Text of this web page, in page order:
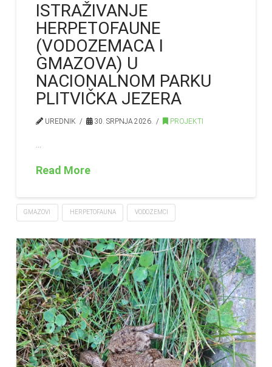
ISTRAŽIVANJE
HERPETOFAUNE
(VODOZEMACA I
GMAZOVA) U
NACIONALNOM PARKU
PLITVIČKA JEZERA
UREDNIK 30. SRPNJA 2026. PROJEKTI
Read More
GMAZOVI HERPETOFAUNA VODOZEMCI